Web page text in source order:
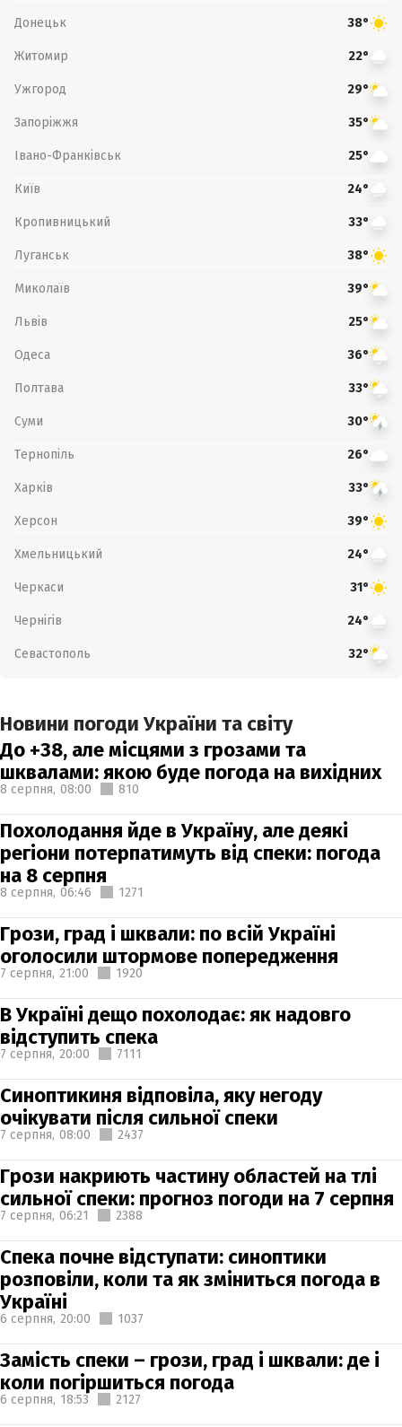
Донецьк 38°
Житомир 22°
Ужгород 29°
Запоріжжя 35°
Івано-Франківськ 25°
Київ 24°
Кропивницький 33°
Луганськ 38°
Миколаїв 39°
Львів 25°
Одеса 36°
Полтава 33°
Суми 30°
Тернопіль 26°
Харків 33°
Херсон 39°
Хмельницький 24°
Черкаси 31°
Чернігів 24°
Севастополь 32°
Новини погоди України та світу
До +38, але місцями з грозами та
шквалами: якою буде погода на вихідних
8 серпня, 08:00 810
Похолодання йде в Україну, але деякі
регіони потерпатимуть від спеки: погода
на 8 серпня
8 серпня, 06:46 1271
Грози, град і шквали: по всій Україні
оголосили штормове попередження
7 серпня, 21:00 1920
В Україні дещо похолодає: як надовго
відступить спека
7 серпня, 20:00 7111
Синоптикиня відповіла, яку негоду
очікувати після сильної спеки
7 серпня, 08:00 2437
Грози накриють частину областей на тлі
сильної спеки: прогноз погоди на 7 серпня
7 серпня, 06:21 2388
Спека почне відступати: синоптики
розповіли, коли та як зміниться погода в
Україні
6 серпня, 20:00 1037
Замість спеки – грози, град і шквали: де і
коли погіршиться погода
6 серпня, 18:53 2127